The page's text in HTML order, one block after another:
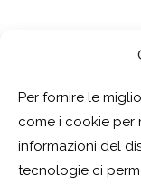
Per fornire le
come i cookie per
informazioni del
tecnologie ci
©2026Lakes